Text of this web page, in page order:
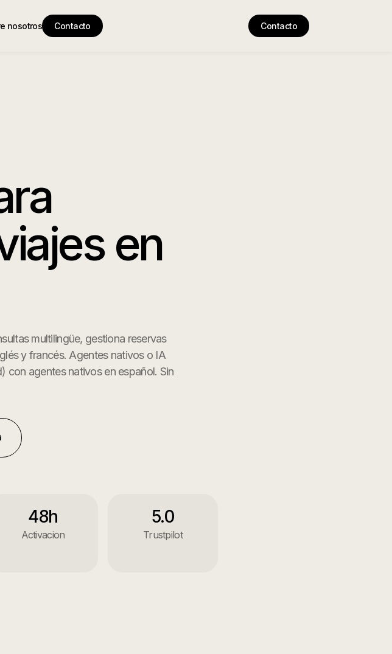
nosotros Contacto Contacto
en
multilingüe, gestiona reservas
y francés. Agentes nativos o IA
) con agentes nativos en español. Sin
48h
Activacion
5.0
Trustpilot